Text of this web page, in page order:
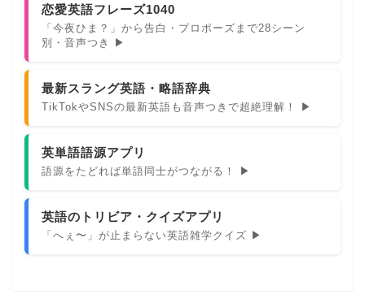
恋愛英語フレーズ1040
「今夜ひま？」から告白・プロポーズまで28シーン
別・音声つき ▶
最新スラング英語・略語辞典
TikTokやSNSの最新英語も音声つきで超絶理解！ ▶
英単語語源アプリ
語源をたどれば単語同士がつながる！ ▶
英語のトリビア・クイズアプリ
「へぇ〜」が止まらない英語雑学クイズ ▶